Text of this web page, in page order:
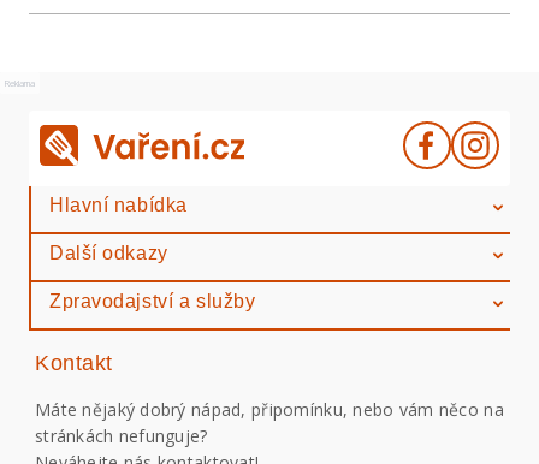
Reklama
Hlavní nabídka
Další odkazy
Zpravodajství a služby
Kontakt
Máte nějaký dobrý nápad, připomínku, nebo vám něco na
stránkách nefunguje?